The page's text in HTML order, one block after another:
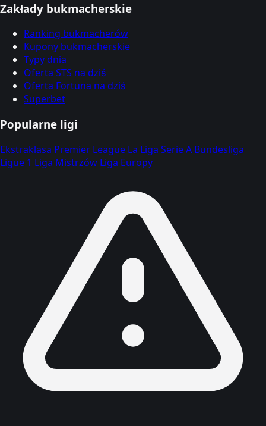
Zakłady bukmacherskie
Ranking bukmacherów
Kupony bukmacherskie
Typy dnia
Oferta STS na dziś
Oferta Fortuna na dziś
Superbet
Popularne ligi
Ekstraklasa Premier League La Liga Serie A Bundesliga
Ligue 1 Liga Mistrzów Liga Europy